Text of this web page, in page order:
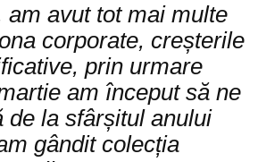
am avut tot mai multe
corporate, creșterile
prin urmare
am început să ne
de la sfârșitul anului
gândit colecția